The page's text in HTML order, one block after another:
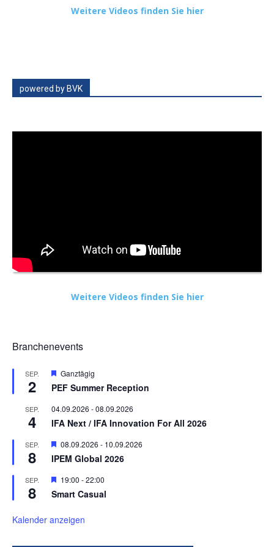
Weitere Videos finden Sie hier
powered by BVK
Weitere Videos finden Sie hier
Branchenevents
SEP.
2
Hervorgehoben
Ganztägig
PEF Summer Reception
SEP.
4
04.09.2026 -08.09.2026
IFA Next / IFA Innovation For All 2026
SEP.
8
Hervorgehoben
08.09.2026 - 10.09.2026
IPEM Global 2026
SEP.
8
Hervorgehoben
19:00 -22:00
Smart Casual
Kalender anzeigen